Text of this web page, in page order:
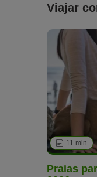
Viajar
11 min
Praias